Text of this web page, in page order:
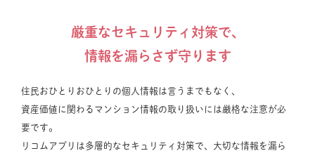
厳重なセキュリティ対策で、
情報を漏らさず守ります
住民おひとりおひとりの個人情報は言うまでもなく、
資産価値に関わるマンション情報の取り扱いには厳格な注意が必
要です。
リコムアプリは多層的なセキュリティ対策で、大切な情報を漏ら